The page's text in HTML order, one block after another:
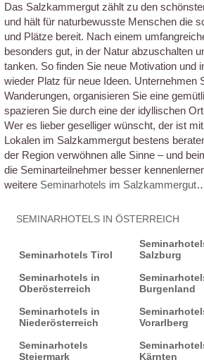
Das Salzkammergut zählt zu den
und hält für naturbewusste Menschen die
und Plätze bereit. Nach einem
besonders gut, in der Natur abzuschalten
tanken. So finden Sie neue Motivation und
wieder Platz für neue Ideen. Unternehmen
Wanderungen, organisieren Sie eine
spazieren Sie durch eine der idyllischen
Wer es lieber geselliger wünscht, der ist
Lokalen im Salzkammergut bestens
der Region verwöhnen alle Sinne – und
die Seminarteilnehmer besser
weitere Seminarhotels im Salzkammergut
SEMINARHOTELS IN ÖSTERREICH
Seminarhotels Tirol
Salzburg
Seminarhotels in
Oberösterreich
Burgenland
Seminarhotels in
Niederösterreich
Vorarlberg
Seminarhotels
Steiermark
Kärnten